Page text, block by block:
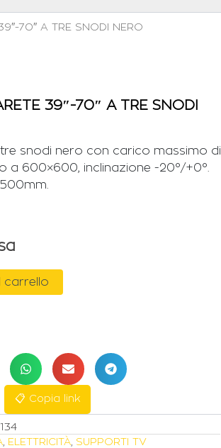
70″ A TRE SNODI NERO
39″-70″ A TRE SNODI
snodi nero con carico massimo di
a 600×600, inclinazione -20°/+0°.
carrello
📋 Copia link
ELETTRICITÀ SUPPORTI TV